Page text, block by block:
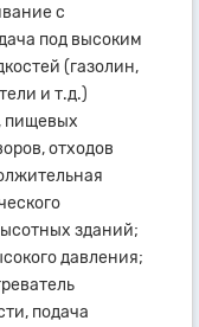
с
под высоким
(газолин,
и т.д.)
пищевых
отходов
зданий;
давления;
подача